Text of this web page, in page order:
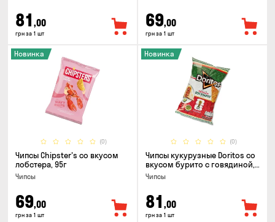
81 ,00
грн за 1 шт
69,00
грн за 1 шт
(0)
Новинка
Чипсы Chipster's со вкусом
лобстера, 95г
Чипсы
69,00
грн за 1 шт
(0)
Новинка
Чипсы кукурузные Doritos со
вкусом бурито с говядиной,
90г
Чипсы
81 ,00
грн за 1 шт